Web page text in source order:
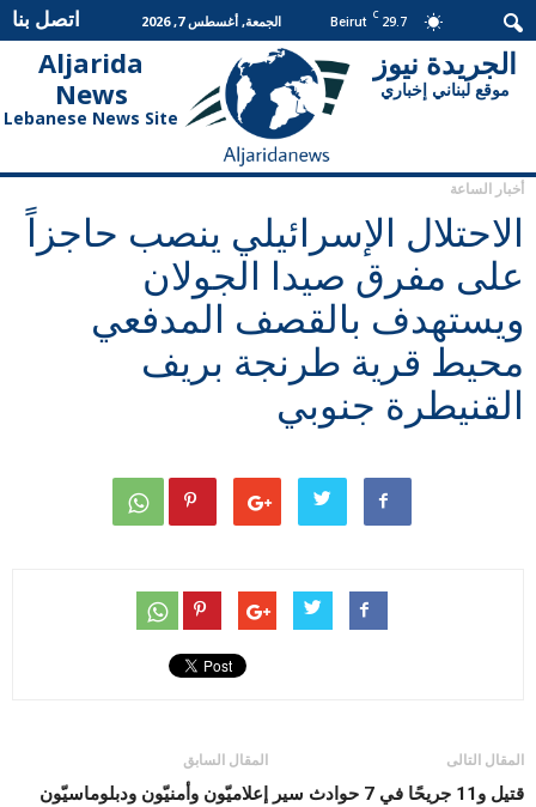
29.7
C
Beirut الجمعة, أغسطس 7, 2026 اتصل بنا
Aljarida
News
Lebanese News Site
الجريدة
نيوز
الجريدة نيوز
موقع لبناني إخباري
أخبار الساعة
الاحتلال الإسرائيلي ينصب حاجزاً
على مفرق صيدا الجولان
ويستهدف بالقصف المدفعي
محيط قرية طرنجة بريف
القنيطرة جنوبي
المقال السابق
إعلاميّون وأمنيّون ودبلوماسيّون
المقال التالى
قتيل و11 جريحًا في 7 حوادث سير